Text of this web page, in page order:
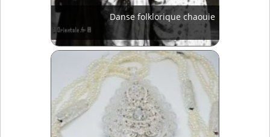
Danse folklorique chaouie